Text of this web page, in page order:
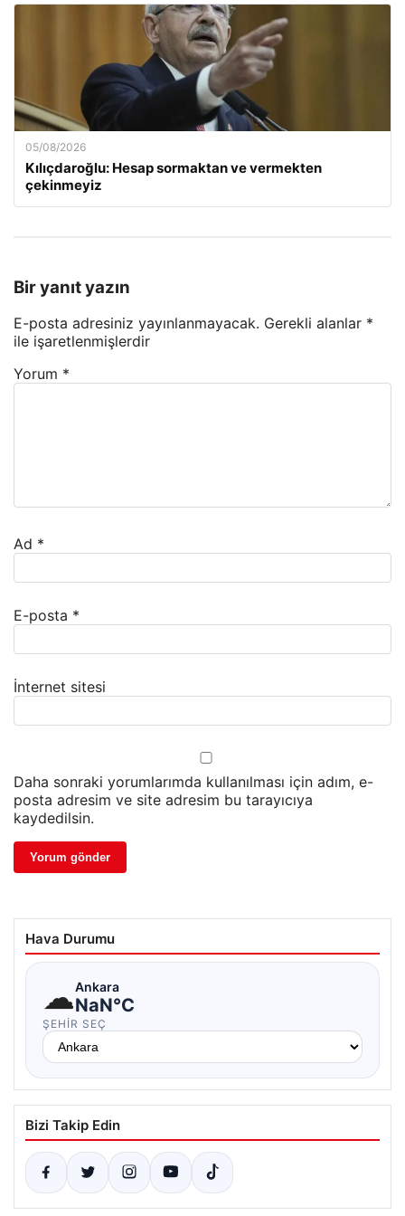
05/08/2026
Kılıçdaroğlu: Hesap sormaktan ve vermekten
çekinmeyiz
Bir yanıt yazın
E-posta adresiniz yayınlanmayacak. Gerekli alanlar *
ile işaretlenmişlerdir
Yorum *
Ad *
E-posta *
İnternet sitesi
Daha sonraki yorumlarımda kullanılması için adım, e-
posta adresim ve site adresim bu tarayıcıya
kaydedilsin.
Hava Durumu
☁Ankara
NaN°C
ŞEHIR SEÇ
Bizi Takip Edin